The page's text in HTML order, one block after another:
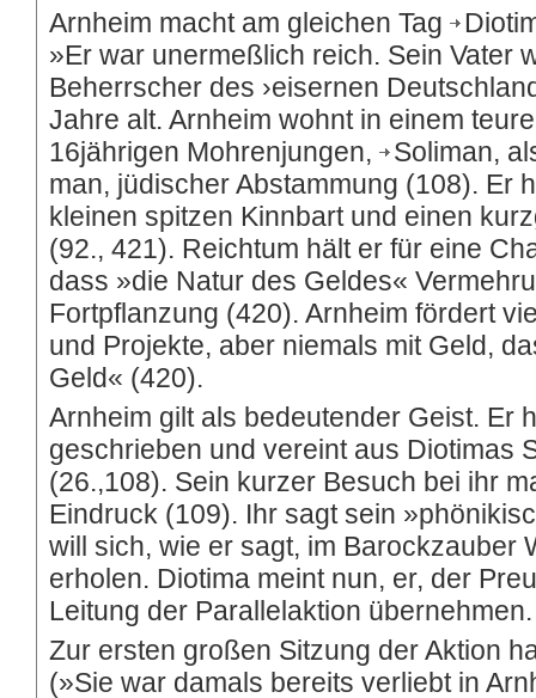
Arnheim macht am gleichen Tag
»Er war unermeßlich reich. Sein Vater
Beherrscher des ›eisernen
Jahre alt. Arnheim wohnt in einem
16jährigen Mohrenjungen,
Soliman,
man, jüdischer Abstammung (108). Er
kleinen spitzen Kinnbart und einen
(92., 421). Reichtum hält er für eine
dass »die Natur des Geldes«
Fortpflanzung (420). Arnheim fördert
und Projekte, aber niemals mit Geld,
Geld« (420).
Arnheim gilt als bedeutender Geist. Er
geschrieben und vereint aus Diotimas
(26.,108). Sein kurzer Besuch bei ihr
Eindruck (109). Ihr sagt sein
will sich, wie er sagt, im Barockzauber
erholen. Diotima meint nun, er, der
Leitung der Parallelaktion übernehmen.
Zur ersten großen Sitzung der Aktion
(»Sie war damals bereits verliebt in